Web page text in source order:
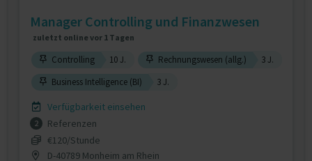
Manager Controlling und Finanzwesen
zuletzt online vor 1 Tagen
Controlling 10 J. Rechnungswesen (allg.)
3 J.
Business Intelligence (BI)
3 J.
Verfügbarkeit einsehen
2
Referenzen
€120/Stunde
D-40789 Monheim am Rhein